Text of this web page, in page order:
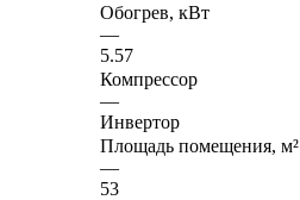
Обогрев, кВт
—
5.57
Компрессор
—
Инвертор
Площадь помещения, м²
—
53